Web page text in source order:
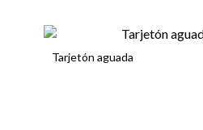
Tarjetón aguada